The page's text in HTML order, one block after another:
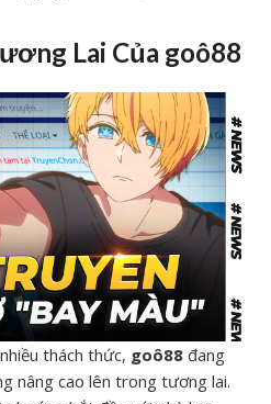
Lai Của goô88
thách thức, goô88 đang
nâng cao lên trong tương lai.